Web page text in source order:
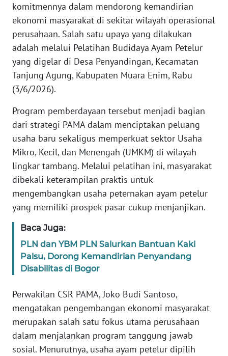
komitmennya dalam mendorong kemandirian
ekonomi masyarakat di sekitar wilayah operasional
perusahaan. Salah satu upaya yang dilakukan
adalah melalui Pelatihan Budidaya Ayam Petelur
yang digelar di Desa Penyandingan, Kecamatan
Tanjung Agung, Kabupaten Muara Enim, Rabu
(3/6/2026).
Program pemberdayaan tersebut menjadi bagian
dari strategi PAMA dalam menciptakan peluang
usaha baru sekaligus memperkuat sektor Usaha
Mikro, Kecil, dan Menengah (UMKM) di wilayah
lingkar tambang. Melalui pelatihan ini, masyarakat
dibekali keterampilan praktis untuk
mengembangkan usaha peternakan ayam petelur
yang memiliki prospek pasar cukup menjanjikan.
Baca Juga:
PLN dan YBM PLN Salurkan Bantuan Kaki
Palsu, Dorong Kemandirian Penyandang
Disabilitas di Bogor
Perwakilan CSR PAMA, Joko Budi Santoso,
mengatakan pengembangan ekonomi masyarakat
merupakan salah satu fokus utama perusahaan
dalam menjalankan program tanggung jawab
sosial. Menurutnya, usaha ayam petelur dipilih
DISCLAIMER
Wahana
News
WN
SUMUT
WN
JABAR
WN
BANTEN
NTT
WN
WN
PAPUA
WN